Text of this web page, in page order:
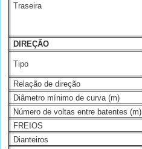
Traseira
DIREÇÃO
Tipo
Relação de direção
Diâmetro mínimo de curva (m)
Número de voltas entre batentes (m)
FREIOS
Dianteiros